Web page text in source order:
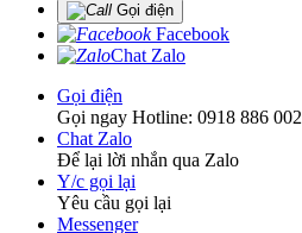
Gọi điện
Facebook
Chat Zalo
Gọi điện
Gọi ngay Hotline: 0918 886 002
Chat Zalo
Để lại lời nhắn qua Zalo
Y/c gọi lại
Yêu cầu gọi lại
Messenger